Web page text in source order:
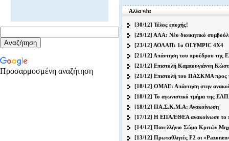
Προσαρμοσμένη αναζήτηση
'Αλλα νέα
[30/12] Τέλος εποχής!
[29/12] ΑΛΑ: Νέο διοικητικό
[23/12] ΑΟΛΑΠ: 1ο OLYMPIC 4X4
[21/12] Απάντηση του προέδρου της
[21/12] Επιστολή Καμπουγιάννη
[21/12] Επιστολή του ΠΑΣΚΜΑ
[18/12] ΟΜΑΕ: Απάντηση στην
[18/12] Το αγωνιστικό τμήμα της
[18/12] ΠΑ.Σ.Κ.Μ.Α: Ανακοίνωση
[17/12] Η ΕΠΑ/ΕΘΕΑ ανακοίνωσε το
[14/12] Πανελλήνιο Σώμα Κριτών
[13/12] Πρωταθλητές F2 οι